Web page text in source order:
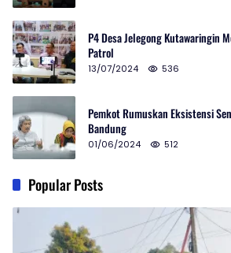
P4 Desa Jelegong Kutawaringin
Patrol
13/07/2024 536
Pemkot Rumuskan Eksistensi
Bandung
01/06/2024 512
Popular Posts